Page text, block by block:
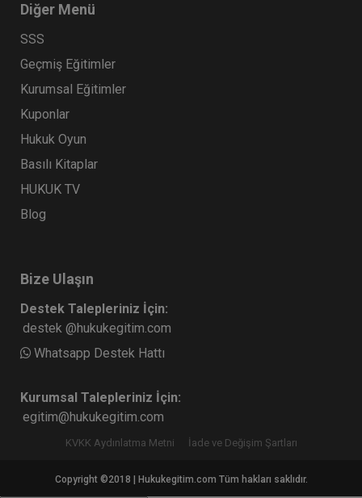
Diğer Menü
SSS
Geçmiş Eğitimler
Kurumsal Eğitimler
Kuponlar
Hukuk Oyun
Basılı Kitaplar
HUKUK TV
Blog
Bize Ulaşın
Destek Talepleriniz İçin:
destek @hukukegitim.com
Whatsapp Destek Hattı
Kurumsal Talepleriniz İçin:
egitim@hukukegitim.com
KVKK Aydınlatma Metni İade ve Değişim Şartları
Copyright ©2018 | Hukukegitim.com Tüm hakları saklıdır.